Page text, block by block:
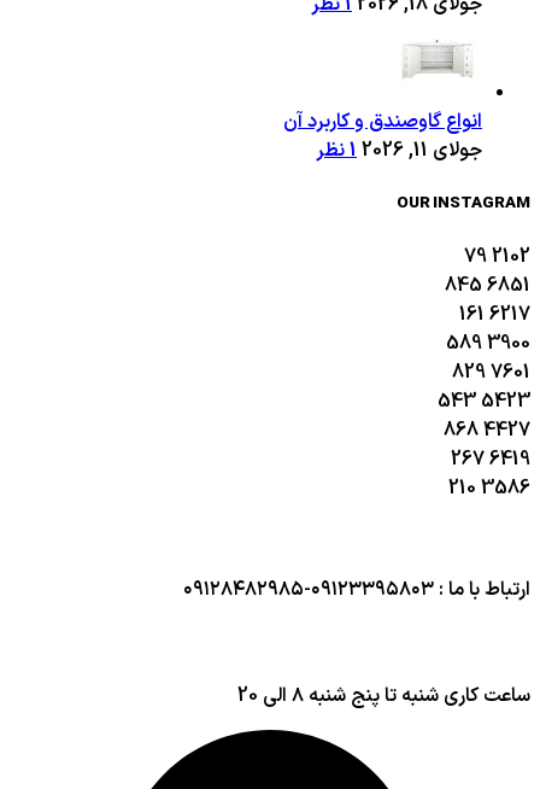
انواع گاوصندق و کاربرد آن
جولای 11, 2026
1 نظر
OUR INSTAGRAM
2102
79
6851
845
6217
161
3900
589
7601
829
5423
543
4427
868
6419
267
3586
210
ارتباط با ما : ۰۹۱۲۳۳۹۵۸۰۳-۰۹۱۲۸۴۸۲۹۸۵
ساعت کاری شنبه تا پنج شنبه ۸ الی 20